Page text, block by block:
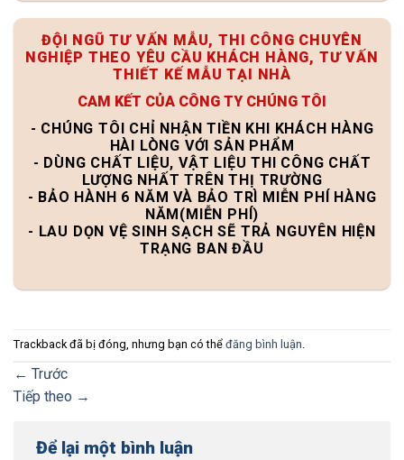
ĐỘI NGŨ TƯ VẤN MẪU, THI CÔNG CHUYÊN
NGHIỆP THEO YÊU CẦU KHÁCH HÀNG, TƯ VẤN
THIẾT KẾ MẪU TẠI NHÀ
CAM KẾT CỦA CÔNG TY CHÚNG TÔI
- CHÚNG TÔI CHỈ NHẬN TIỀN KHI KHÁCH HÀNG
HÀI LÒNG VỚI SẢN PHẨM
- DÙNG CHẤT LIỆU, VẬT LIỆU THI CÔNG CHẤT
LƯỢNG NHẤT TRÊN THỊ TRƯỜNG
- BẢO HÀNH 6 NĂM VÀ BẢO TRÌ MIỄN PHÍ HÀNG
NĂM(MIỄN PHÍ)
- LAU DỌN VỆ SINH SẠCH SẼ TRẢ NGUYÊN HIỆN
TRẠNG BAN ĐẦU
Trackback đã bị đóng, nhưng bạn có thể đăng bình luận.
← Trước
Tiếp theo →
Để lại một bình luận